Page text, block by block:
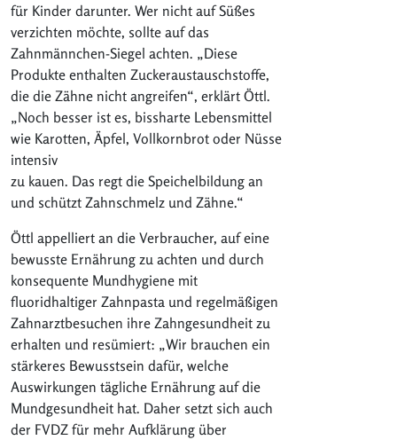
für Kinder darunter. Wer nicht auf Süßes
verzichten möchte, sollte auf das
Zahnmännchen-Siegel achten. „Diese
Produkte enthalten Zuckeraustauschstoffe,
die die Zähne nicht angreifen“, erklärt Öttl.
„Noch besser ist es, bissharte Lebensmittel
wie Karotten, Äpfel, Vollkornbrot oder Nüsse
intensiv
zu kauen. Das regt die Speichelbildung an
und schützt Zahnschmelz und Zähne.“
Öttl appelliert an die Verbraucher, auf eine
bewusste Ernährung zu achten und durch
konsequente Mundhygiene mit
fluoridhaltiger Zahnpasta und regelmäßigen
Zahnarztbesuchen ihre Zahngesundheit zu
erhalten und resümiert: „Wir brauchen ein
stärkeres Bewusstsein dafür, welche
Auswirkungen tägliche Ernährung auf die
Mundgesundheit hat. Daher setzt sich auch
der FVDZ für mehr Aufklärung über